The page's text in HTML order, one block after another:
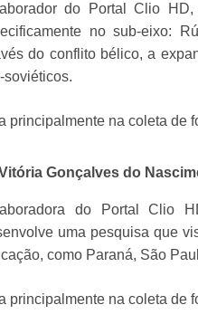
do Portal Clio
no sub-eixo:
do conflito bélico, a
soviéticos.
principalmente na coleta de
Gonçalves do
do Portal Clio
uma pesquisa que
como Paraná, São
principalmente na coleta de